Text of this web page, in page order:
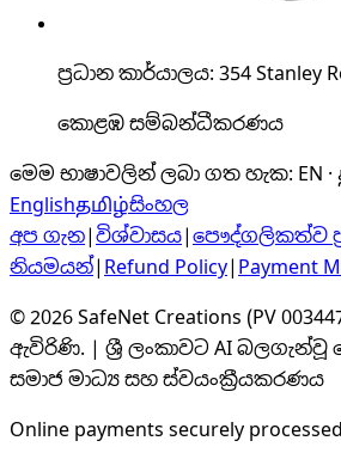
ප්‍රධාන කාර්යාලය: 354 Stanley
කොළඹ සම්බන්ධීකරණය
මෙම භාෂාවලින් ලබා ගත හැක: EN
Englishதமிழ்සිංහල
අප ගැන විශ්වාසය පෞද්ගලිකත්ව
නියමයන් Refund Policy Payment
© 2026 SafeNet Creations (PV
ඇවිරිණි.
ශ්‍රී ලංකාවට AI බලගැන්වූ
සමාජ මාධ්‍ය සහ ස්වයංක්‍රීයකරණය
Online payments securely